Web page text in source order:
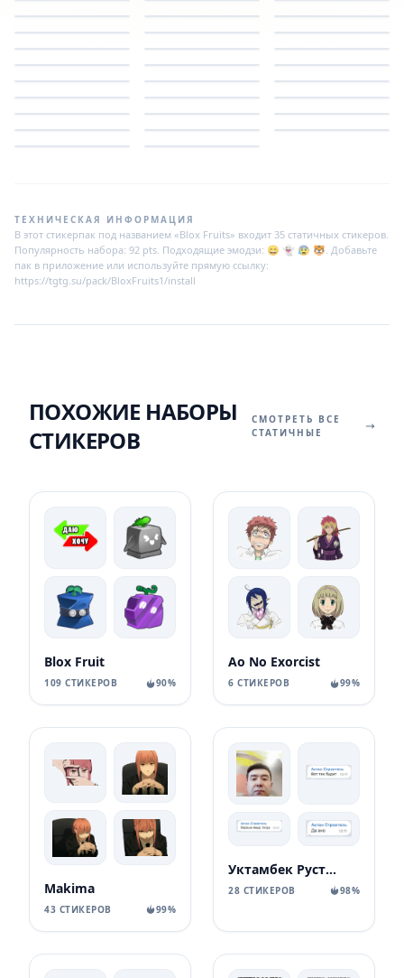
ТЕХНИЧЕСКАЯ ИНФОРМАЦИЯ
В этот стикерпак под названием «Blox Fruits» входит 35 статичных стикеров.
Популярность набора: 92 pts. Подходящие эмодзи: 😄 👻 😰 🐯. Добавьте
пак в приложение или используйте прямую ссылку:
https://tgtg.su/pack/BloxFruits1/install
ПОХОЖИЕ НАБОРЫ
СТИКЕРОВ
СМОТРЕТЬ ВСЕ
СТАТИЧНЫЕ
Blox Fruit
109 СТИКЕРОВ 90%
Ao No Exorcist
6 СТИКЕРОВ 99%
Makima
43 СТИКЕРОВ 99%
Уктамбек Рустамбекович
28 СТИКЕРОВ 98%